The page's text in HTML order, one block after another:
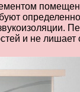
и не